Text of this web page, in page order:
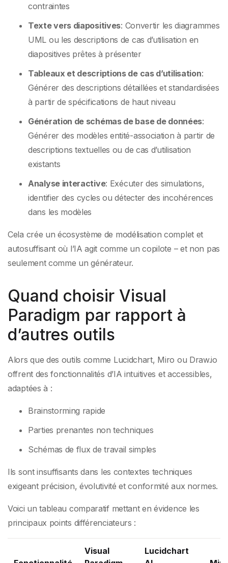
contraintes
Texte vers diapositives: Convertir les diagrammes
UML ou les descriptions de cas d’utilisation en
diapositives prêtes à présenter
Tableaux et descriptions de cas d’utilisation:
Générer des descriptions détaillées et standardisées
à partir de spécifications de haut niveau
Génération de schémas de base de données:
Générer des modèles entité-association à partir de
descriptions textuelles ou de cas d’utilisation
existants
Analyse interactive: Exécuter des simulations,
identifier des cycles ou détecter des incohérences
dans les modèles
Cela crée un écosystème de modélisation complet et
autosuffisant où l’IA agit comme un copilote – et non pas
seulement comme un générateur.
Quand choisir Visual
Paradigm par rapport à
d’autres outils
Alors que des outils comme Lucidchart, Miro ou Draw.io
offrent des fonctionnalités d’IA intuitives et accessibles,
adaptées à :
Brainstorming rapide
Parties prenantes non techniques
Schémas de flux de travail simples
Ils sont insuffisants dans les contextes techniques
exigeant précision, évolutivité et conformité aux normes.
Voici un tableau comparatif mettant en évidence les
principaux points différenciateurs :
Visual
Lucidchart